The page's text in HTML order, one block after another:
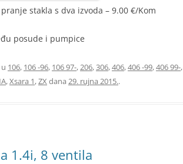
stakla s dva izvoda – 9.00 €/Kom
posude i pumpice
106, 106 -96, 106 97-,206,306,406,406 -99,406 99-,
,Xsara 1,ZX dana 29. rujna 2015..
1.4i, 8 ventila